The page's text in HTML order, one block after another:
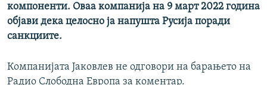
компоненти. Оваа компанија на 9 март 2022 година
објави дека целосно ја напушта Русија поради
санкциите.
Компанијата Јаковлев не одговори на барањето на
Радио Слободна Европа за коментар.